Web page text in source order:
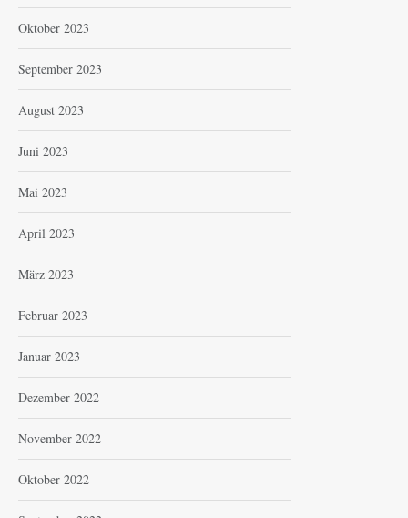
Oktober 2023
September 2023
August 2023
Juni 2023
Mai 2023
April 2023
März 2023
Februar 2023
Januar 2023
Dezember 2022
November 2022
Oktober 2022